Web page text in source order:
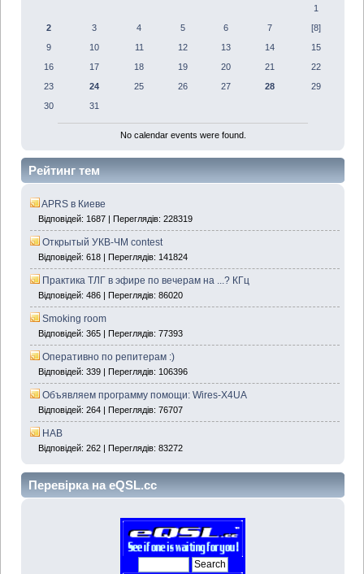
1
2
3 4 5 6 7
[8]
9
10 11 12 13 14
15
16
17 18 19 20 21
22
23
24 25 26 27 28
29
30
31
No calendar events were found.
Рейтинг тем
APRS в Киеве
Відповідей: 1687 | Переглядів: 228319
Открытый УКВ-ЧМ contest
Відповідей: 618 | Переглядів: 141824
Практика ТЛГ в эфире по вечерам на ...? КГц
Відповідей: 486 | Переглядів: 86020
Smoking room
Відповідей: 365 | Переглядів: 77393
Оперативно по репитерам :)
Відповідей: 339 | Переглядів: 106396
Объявляем программу помощи: Wires-X4UA
Відповідей: 264 | Переглядів: 76707
HAB
Відповідей: 262 | Переглядів: 83272
Перевірка на eQSL.cc